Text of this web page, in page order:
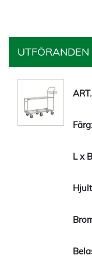
UTFÖRANDEN